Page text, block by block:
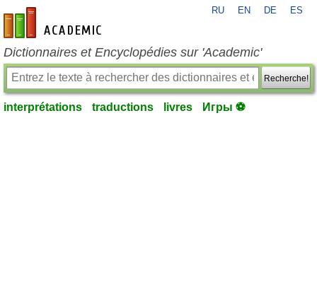
fr-academic.com
RU EN DE ES
Dictionnaires et Encyclopédies sur 'Academic'
Recherche!
interprétations traductions livres Игры ⚽